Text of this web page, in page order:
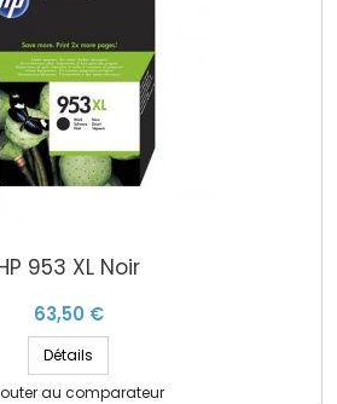
953 XL Noir
63,50 €
Détails
au comparateur